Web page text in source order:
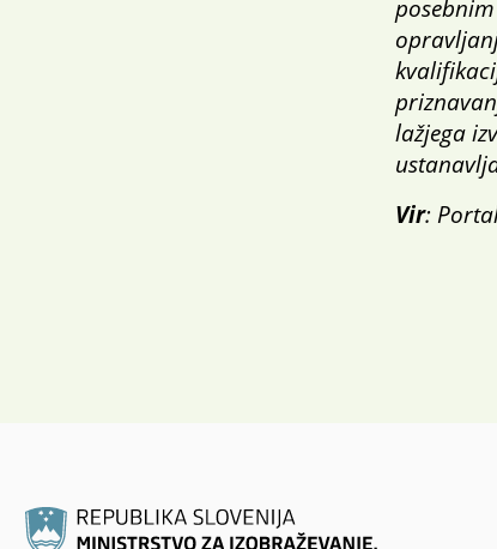
lažjega
Vir: